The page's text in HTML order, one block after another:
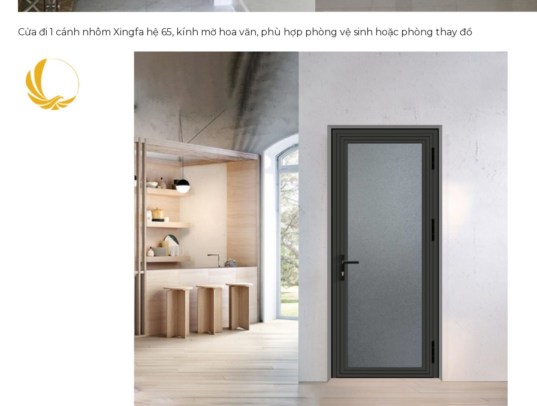
Cửa đi 1 cánh nhôm Xingfa hệ 65, kính mờ hoa văn, phù hợp phòng vệ sinh hoặc phòng thay đồ